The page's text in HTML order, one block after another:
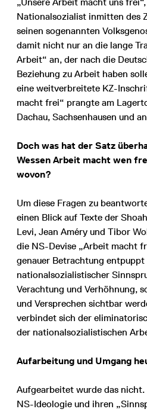
Nationalsozialist inmitten des
seinen sogenannten
damit nicht nur an die lange
Arbeit“ an, der nach die
Beziehung zu Arbeit haben
eine weitverbreitete KZ-
macht frei“ prangte am
Dachau, Sachsenhausen und
Doch was hat der Satz
Wessen Arbeit macht wen
wovon?
Um diese Fragen zu
einen Blick auf Texte der
Levi, Jean Améry und Tibor
die NS-Devise „Arbeit macht
genauer Betrachtung entpuppt
nationalsozialistischer
Verachtung und Verhöhnung,
und Versprechen sichtbar
verbindet sich der
der nationalsozialistischen
Aufarbeitung und Umgang
Aufgearbeitet wurde das
NS-Ideologie und ihren